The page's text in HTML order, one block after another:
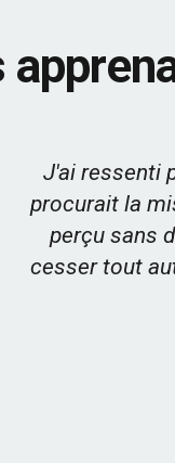
J'ai ressenti
procurait la
perçu sans
cesser tout